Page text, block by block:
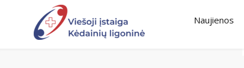
Naujienos